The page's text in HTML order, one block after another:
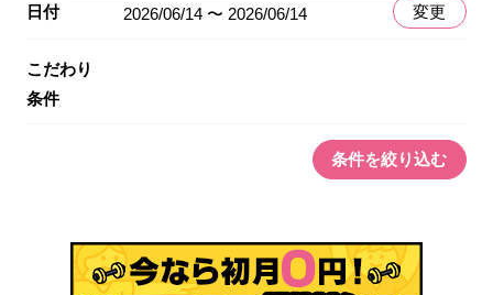
日付 2026/06/14 〜 2026/06/14 変更
こだわり
条件
条件を絞り込む